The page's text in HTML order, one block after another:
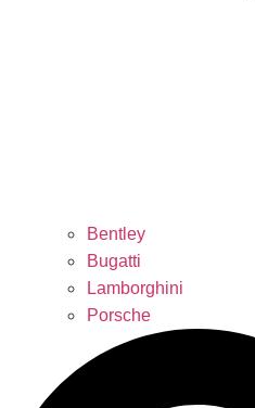
Bentley
Bugatti
Lamborghini
Porsche